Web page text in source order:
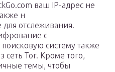
ваш IP-адрес не
н
отслеживания.
с
систему также
сеть Tor. Кроме того,
темы, чтобы